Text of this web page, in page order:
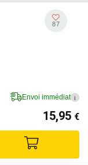
87
Envoi immédiat i
15,95 €